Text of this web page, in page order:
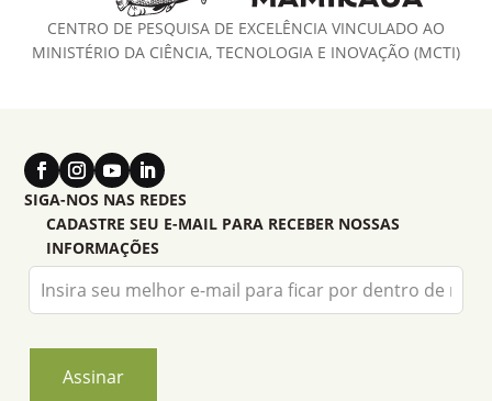
CENTRO DE PESQUISA DE EXCELÊNCIA VINCULADO AO
MINISTÉRIO DA CIÊNCIA, TECNOLOGIA E INOVAÇÃO (MCTI)
SIGA-NOS NAS REDES
CADASTRE SEU E-MAIL PARA RECEBER NOSSAS
INFORMAÇÕES
Leave
this
blank
Assinar